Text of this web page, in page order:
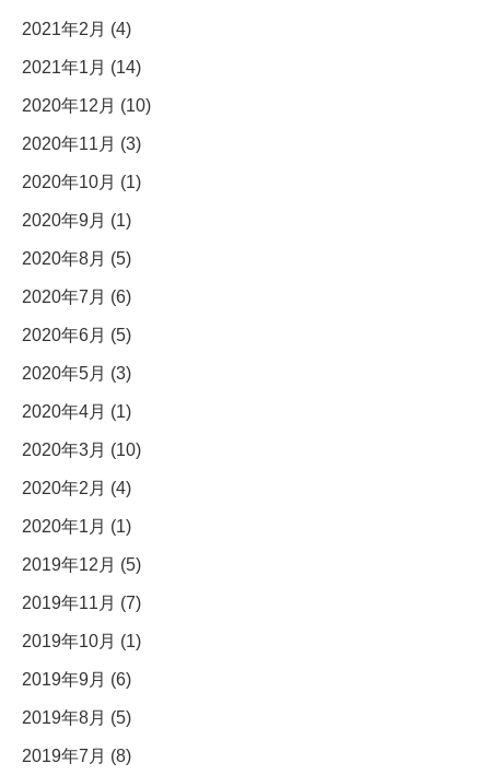
2021年2月 (4)
2021年1月 (14)
2020年12月 (10)
2020年11月 (3)
2020年10月 (1)
2020年9月 (1)
2020年8月 (5)
2020年7月 (6)
2020年6月 (5)
2020年5月 (3)
2020年4月 (1)
2020年3月 (10)
2020年2月 (4)
2020年1月 (1)
2019年12月 (5)
2019年11月 (7)
2019年10月 (1)
2019年9月 (6)
2019年8月 (5)
2019年7月 (8)